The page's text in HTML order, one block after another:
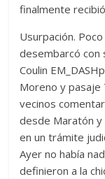
finalmente
Usurpación.
desembarcó con
Coulin
Moreno y pasaje
vecinos
desde Maratón y
en un trámite
Ayer no había
definieron a la